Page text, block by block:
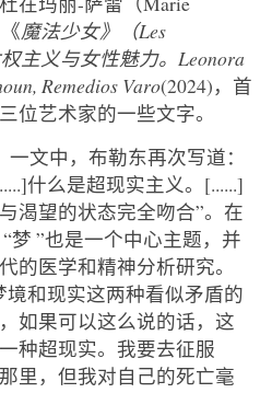
魔法少女》（Les
主义与女性魅力。Leonora
Remedios Varo(2024)，首
位艺术家的一些文字。
一文中，布勒东再次写道：
什么是超现实主义。[......]
渴望的状态完全吻合”。在
梦 ”也是一个中心主题，并
的医学和精神分析研究。
和现实这两种看似矛盾的
如果可以这么说的话，这
种超现实。我要去征服
里，但我对自己的死亡毫